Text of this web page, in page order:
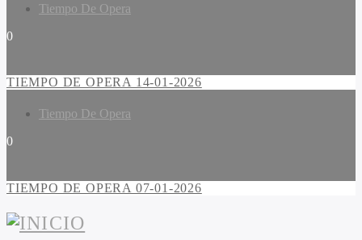
Tiempo De Opera
0
TIEMPO DE OPERA 14-01-2026
Tiempo De Opera
0
TIEMPO DE OPERA 07-01-2026